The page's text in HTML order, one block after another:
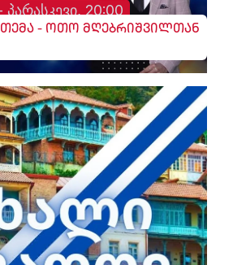
20:00
- ოთო მღებრიშვილთან